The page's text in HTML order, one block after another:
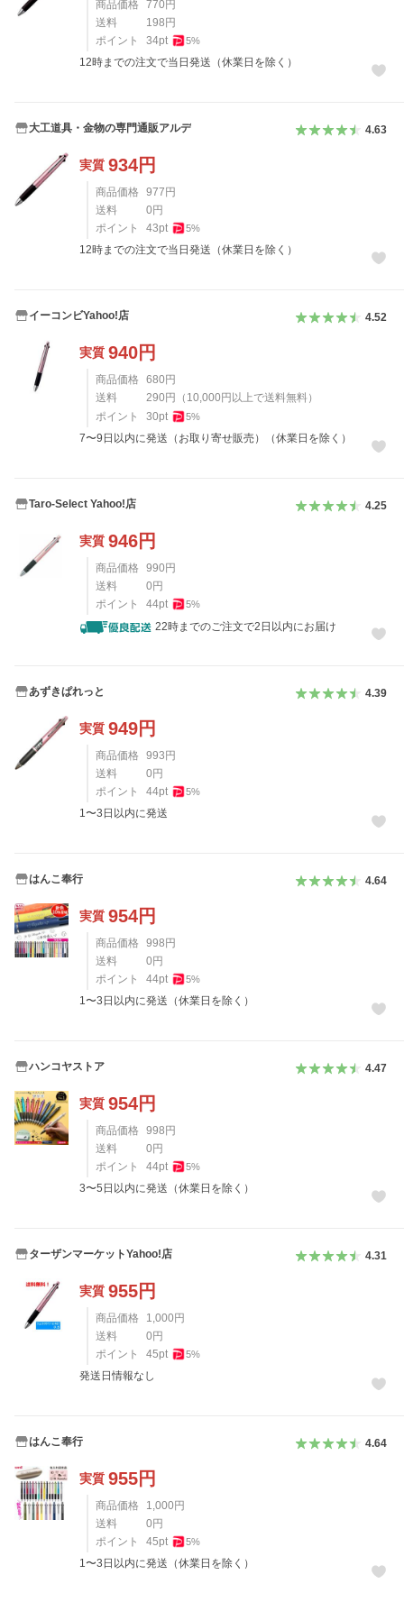
商品価格 770 円
送料
198 円
ポイント
34pt 5%
12時までの注文で当日発送（休業日を除く）
大工道具・金物の専門通販アルデ 4.63
実質 934円
商品価格 977 円
送料
0 円
ポイント
43pt 5%
12時までの注文で当日発送（休業日を除く）
イーコンビYahoo!店 4.52
実質 940円
商品価格 680 円
送料
290 円 （ 10,000 円以上で送料無料）
ポイント
30pt 5%
7〜9日以内に発送（お取り寄せ販売）（休業日を除く）
Taro-Select Yahoo!店 4.25
実質 946円
商品価格 990 円
送料
0 円
ポイント
44pt 5%
22時までのご注文で2日以内にお届け
あずきぱれっと 4.39
実質 949円
商品価格 993 円
送料
0 円
ポイント
44pt 5%
1〜3日以内に発送
はんこ奉行 4.64
実質 954円
商品価格 998 円
送料
0 円
ポイント
44pt 5%
1〜3日以内に発送（休業日を除く）
ハンコヤストア 4.47
実質 954円
商品価格 998 円
送料
0 円
ポイント
44pt 5%
3〜5日以内に発送（休業日を除く）
ターザンマーケットYahoo!店 4.31
実質 955円
商品価格 1,000 円
送料
0 円
ポイント
45pt 5%
発送日情報なし
はんこ奉行 4.64
実質 955円
商品価格 1,000 円
送料
0 円
ポイント
45pt 5%
1〜3日以内に発送（休業日を除く）